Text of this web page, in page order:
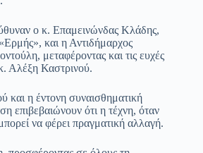
ο κ. Επαμεινώνδας Κλάδης,
και η Αντιδήμαρχος
μεταφέροντας και τις ευχές
Αλέξη Καστρινού.
και η έντονη συναισθηματική
επιβεβαιώνουν ότι η τέχνη, όταν
να φέρει πραγματική αλλαγή.